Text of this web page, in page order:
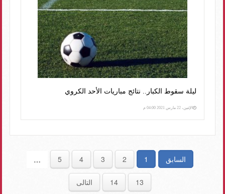
ليلة سقوط الكبار.. نتائج مباريات الأحد الكروي
الإثنين، 22 مارس 2021 04:00 م
السابق 1
2
3
4
5
…
13
14 التالى